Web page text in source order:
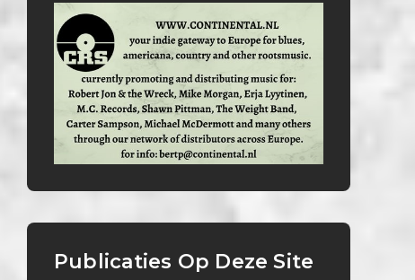
Publicaties Op Deze Site